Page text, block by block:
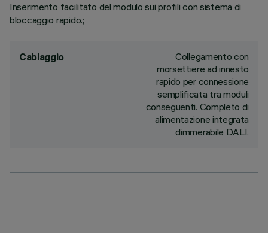
Inserimento facilitato del modulo sui profili con sistema di
bloccaggio rapido.;
Cablaggio
Collegamento con
morsettiere ad innesto
rapido per connessione
semplificata tra moduli
conseguenti. Completo di
alimentazione integrata
dimmerabile DALI.